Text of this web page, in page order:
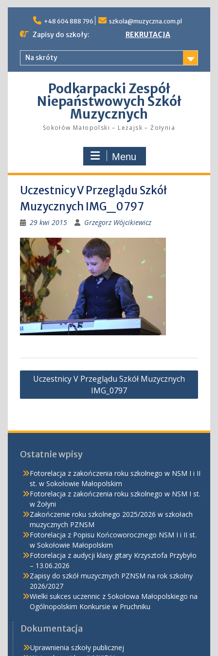
content
+48 604 888 796 szkola@muzyczna.com.pl
Zapisy do szkoły: REKRUTACJA
Na skróty
Podkarpacki Zespół
Niepaństwowych Szkół
Muzycznych
Sokołów Małopolski – Leżajsk – Żołynia
Menu
Uczestnicy V Przeglądu Szkół
Muzycznych IMG_0797
29 kwi 2015 Grzegorz Wójcikiewicz
Nawigacja
Uczestnicy V Przeglądu Szkół Muzycznych
IMG_0797
Ostatnie wpisy
Fotorelacja z zakończenia roku szkolnego w NSM I i II
st. w Sokołowie Małopolskim
Fotorelacja z zakończenia roku szkolnego w NSM I st.
w Żołyni
Zakończenie roku szkolnego 2025/2026 w szkołach
muzycznych PZNSM
Fotorelacja z Popisu Końcoworocznego NSM I i II st.
w Sokołowie Małopolskim
Fotorelacja z audycji klasy gitary Krzysztofa Przybyło
– 13.06.2026
Zapisy do szkół muzycznych PZNSM na rok szkolny
2026/2027
Wielki sukces uczennic z Sokołowa Małopolskiego na
Ogólnopolskim Konkursie w Pruchniku
Dokumentacja
Uprawnienia szkoły publicznej